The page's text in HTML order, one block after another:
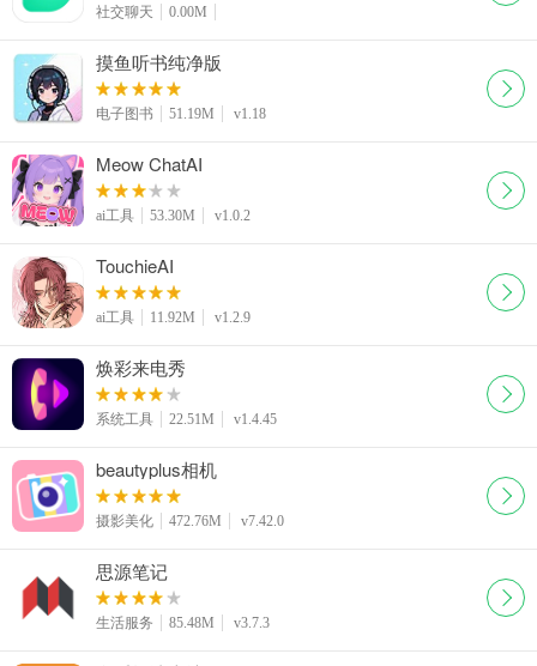
社交聊天 0.00M
摸鱼听书纯净版
电子图书 51.19M v1.18
Meow ChatAI
ai工具 53.30M v1.0.2
TouchieAI
ai工具 11.92M v1.2.9
焕彩来电秀
系统工具 22.51M v1.4.45
beautyplus相机
摄影美化 472.76M v7.42.0
思源笔记
生活服务 85.48M v3.7.3